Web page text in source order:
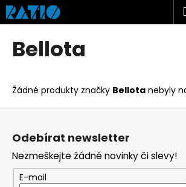
Přejít
na
obsah
Bellota
Žádné produkty značky Bellota nebyly
K
o
o
p
o
t
ř
e
b
Z
Odebírat newsletter
Nezmeškejte žádné novinky či slevy!
E-mail